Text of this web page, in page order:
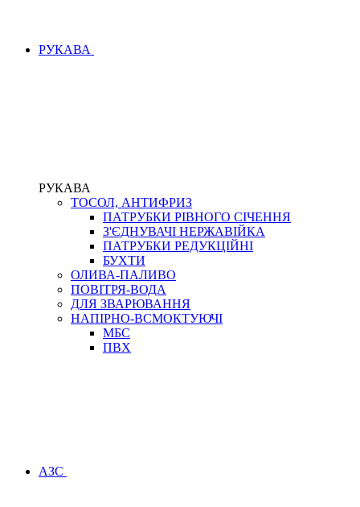
РУКАВА
РУКАВА
ТОСОЛ, АНТИФРИЗ
ПАТРУБКИ РІВНОГО СІЧЕННЯ
З'ЄДНУВАЧІ НЕРЖАВІЙКА
ПАТРУБКИ РЕДУКЦІЙНІ
БУХТИ
ОЛИВА-ПАЛИВО
ПОВІТРЯ-ВОДА
ДЛЯ ЗВАРЮВАННЯ
НАПІРНО-ВСМОКТУЮЧІ
МБС
ПВХ
АЗС